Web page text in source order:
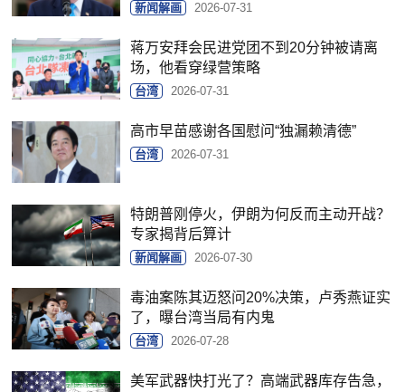
新闻解画 2026-07-31
蒋万安拜会民进党团不到20分钟被请离
场，他看穿绿营策略
台湾 2026-07-31
高市早苗感谢各国慰问“独漏赖清德”
台湾 2026-07-31
特朗普刚停火，伊朗为何反而主动开战？
专家揭背后算计
新闻解画 2026-07-30
毒油案陈其迈怒问20%决策，卢秀燕证实
了，曝台湾当局有内鬼
台湾 2026-07-28
美军武器快打光了？高端武器库存告急，